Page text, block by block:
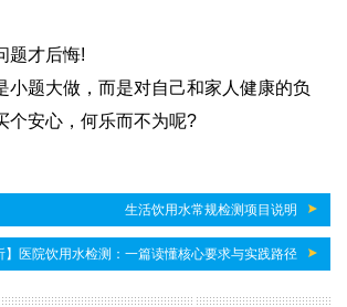
才后悔!
小题大做，而是对自己和家人健康的负
个安心，何乐而不为呢?
生活饮用水常规检测项目说明
】医院饮用水检测：一篇读懂核心要求与实践路径